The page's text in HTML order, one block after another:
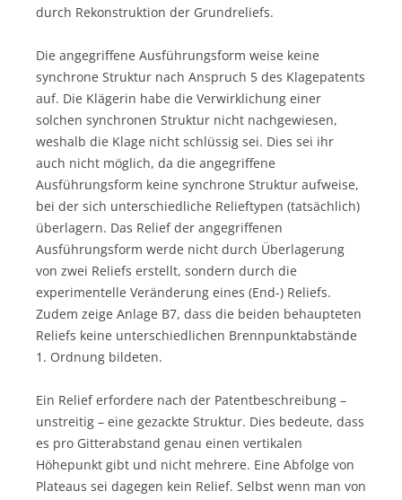
durch Rekonstruktion der Grundreliefs.
Die angegriffene Ausführungsform weise keine
synchrone Struktur nach Anspruch 5 des Klagepatents
auf. Die Klägerin habe die Verwirklichung einer
solchen synchronen Struktur nicht nachgewiesen,
weshalb die Klage nicht schlüssig sei. Dies sei ihr
auch nicht möglich, da die angegriffene
Ausführungsform keine synchrone Struktur aufweise,
bei der sich unterschiedliche Relieftypen (tatsächlich)
überlagern. Das Relief der angegriffenen
Ausführungsform werde nicht durch Überlagerung
von zwei Reliefs erstellt, sondern durch die
experimentelle Veränderung eines (End-) Reliefs.
Zudem zeige Anlage B7, dass die beiden behaupteten
Reliefs keine unterschiedlichen Brennpunktabstände
1. Ordnung bildeten.
Ein Relief erfordere nach der Patentbeschreibung –
unstreitig – eine gezackte Struktur. Dies bedeute, dass
es pro Gitterabstand genau einen vertikalen
Höhepunkt gibt und nicht mehrere. Eine Abfolge von
Plateaus sei dagegen kein Relief. Selbst wenn man von